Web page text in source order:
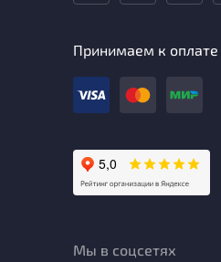
Принимаем к оплате
Мы в соцсетях